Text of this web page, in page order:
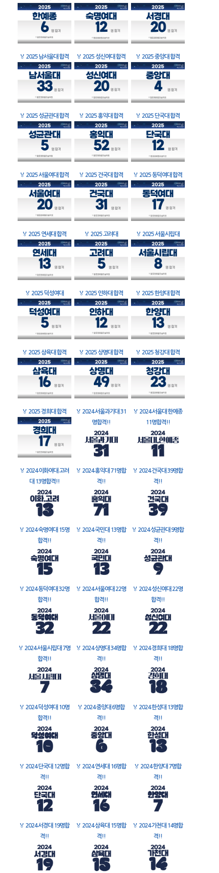
🏅 2025 남서울대 합격 🏅 2025 성신여대 합격 🏅 2025 중앙대 합격
🏅 2025 성균관대 합격 🏅 2025 홍익대 합격 🏅 2025 단국대 합격
🏅 2025 서울여대 합격 🏅 2025 건국대 합격 🏅 2025 동덕여대 합격
🏅 2025 연세대 합격 🏅 2025 고려대 🏅 2025 서울시립대
🏅 2025 덕성여대 🏅 2025 인하대 합격 🏅 2025 한양대 합격
🏅 2025 삼육대 합격 🏅 2025 상명대 합격 🏅 2025 청강대 합격
🏅 2025 경희대 합격 🏅 2024 서울과기대 31
명합격!!
🏅 2024 서울대 한예종
11명합격!!
🏅 2024 이화여대 고려
대 13명합격!!
🏅 2024 홍익대 71명합
격!!
🏅 2024 건국대 39명합
격!!
🏅 2024 숙명여대 15명
합격!!
🏅 2024 국민대 13명합
격!!
🏅 2024 성균관대 9명합
격!!
🏅 2024 동덕여대 32명
합격!!
🏅 2024 서울여대 22명
합격!!
🏅 2024 성신여대 22명
합격!!
🏅 2024 서울시립대 7명
합격!!
🏅 2024 상명대 34명합
격!!
🏅 2024 경희대 18명합
격!!
🏅 2024 덕성여대 10명
합격!!
🏅 2024 중앙대 6명합
격!!
🏅 2024 한성대 13명합
격!!
🏅 2024 단국대 12명합
격!!
🏅 2024 연세대 16명합
격!!
🏅 2024 한양대 7명합
격!!
🏅 2024 서경대 19명합
격!!
🏅 2024 삼육대 15명합
격!!
🏅 2024 가천대 14명합
격!!